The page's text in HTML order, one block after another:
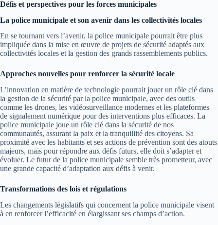
Défis et perspectives pour les forces municipales
La police municipale et son avenir dans les collectivités locales
En se tournant vers l’avenir, la police municipale pourrait être plus
impliquée dans la mise en œuvre de projets de sécurité adaptés aux
collectivités locales et la gestion des grands rassemblements publics.
Approches nouvelles pour renforcer la sécurité locale
L’innovation en matière de technologie pourrait jouer un rôle clé dans
la gestion de la sécurité par la police municipale, avec des outils
comme les drones, les vidéosurveillance modernes et les plateformes
de signalement numérique pour des interventions plus efficaces. La
police municipale joue un rôle clé dans la sécurité de nos
communautés, assurant la paix et la tranquillité des citoyens. Sa
proximité avec les habitants et ses actions de prévention sont des atouts
majeurs, mais pour répondre aux défis futurs, elle doit s’adapter et
évoluer. Le futur de la police municipale semble très prometteur, avec
une grande capacité d’adaptation aux défis à venir.
Transformations des lois et régulations
Les changements législatifs qui concernent la police municipale visent
à en renforcer l’efficacité en élargissant ses champs d’action.